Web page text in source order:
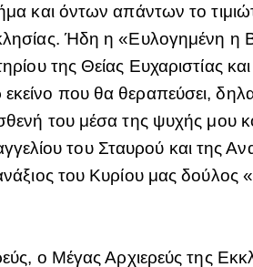
και όντων απάντων το
Ήδη η «Ευλογημένη η
της Θείας Ευχαριστίας
που θα θεραπεύσει,
του μέσα της ψυχής
του Σταυρού και της
του Κυρίου μας
ο Μέγας Αρχιερεύς της